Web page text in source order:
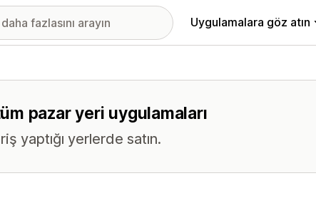
Uygulamalara göz atın
pazar yeri uygulamaları
yaptığı yerlerde satın.